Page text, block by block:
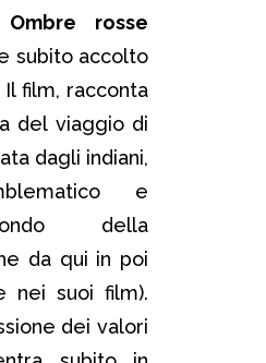
Ombre rosse
subito accolto
film, racconta
del viaggio di
dagli indiani,
e
della
da qui in poi
nei suoi film).
dei valori